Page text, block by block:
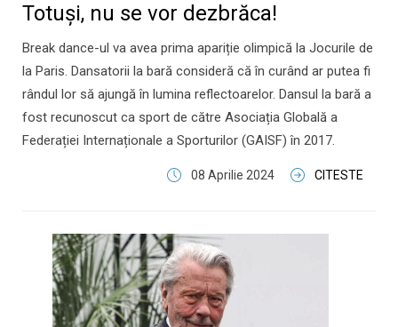
Totuşi, nu se vor dezbrăca!
Break dance-ul va avea prima apariție olimpică la Jocurile de
la Paris. Dansatorii la bară consideră că în curând ar putea fi
rândul lor să ajungă în lumina reflectoarelor. Dansul la bară a
fost recunoscut ca sport de către Asociația Globală a
Federației Internaționale a Sporturilor (GAISF) în 2017.
08 Aprilie 2024 CITESTE